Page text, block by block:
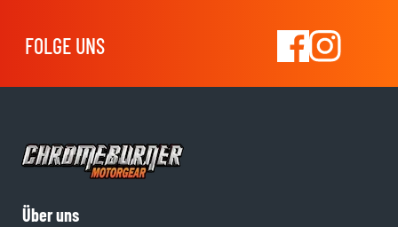
FOLGE UNS
Über uns